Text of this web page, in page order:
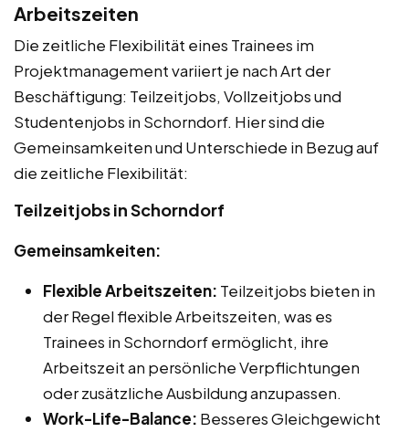
Arbeitszeiten
Die zeitliche Flexibilität eines Trainees im
Projektmanagement variiert je nach Art der
Beschäftigung: Teilzeitjobs, Vollzeitjobs und
Studentenjobs in Schorndorf. Hier sind die
Gemeinsamkeiten und Unterschiede in Bezug auf
die zeitliche Flexibilität:
Teilzeitjobs in Schorndorf
Gemeinsamkeiten:
Flexible Arbeitszeiten: Teilzeitjobs bieten in
der Regel flexible Arbeitszeiten, was es
Trainees in Schorndorf ermöglicht, ihre
Arbeitszeit an persönliche Verpflichtungen
oder zusätzliche Ausbildung anzupassen.
Work-Life-Balance: Besseres Gleichgewicht